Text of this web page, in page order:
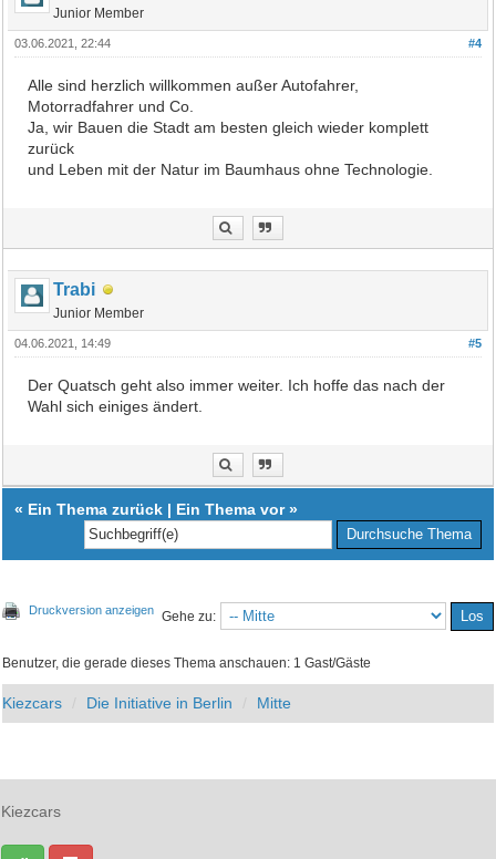
Junior Member
#4
03.06.2021, 22:44
Alle sind herzlich willkommen außer Autofahrer,
Motorradfahrer und Co.
Ja, wir Bauen die Stadt am besten gleich wieder komplett
zurück
und Leben mit der Natur im Baumhaus ohne Technologie.
Trabi
Junior Member
#5
04.06.2021, 14:49
Der Quatsch geht also immer weiter. Ich hoffe das nach der
Wahl sich einiges ändert.
« Ein Thema zurück | Ein Thema vor»
Druckversion anzeigen Gehe zu:
Benutzer, die gerade dieses Thema anschauen: 1 Gast/Gäste
Kiezcars Die Initiative in Berlin Mitte
Kiezcars